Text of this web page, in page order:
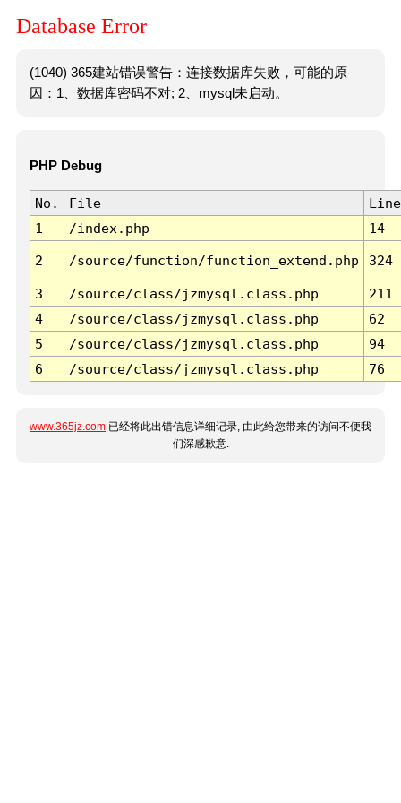
Database Error
(1040) 365建站错误警告：连接数据库失败，可能的原
因：1、数据库密码不对; 2、mysql未启动。
PHP Debug
No. File
Line
1
/index.php 14
2 /source/function/function_extend.php 324
3 /source/class/jzmysql.class.php
211
4
/source/class/jzmysql.class.php
62
5
/source/class/jzmysql.class.php
94
6
/source/class/jzmysql.class.php 76
www.365jz.com 已经将此出错信息详细记录, 由此给您带来的访问不便我
们深感歉意.